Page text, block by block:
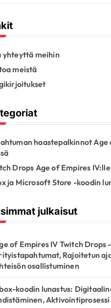
yhteyttä meihin
meistä
haastepalkinnot Age
Drops Age of Empires IV:lle
ja Microsoft Store -koodin
julkaisut
of Empires IV Twitch Drops
Rajoitetun
osallistuminen
koodin lunastus:
Aktivointiprosessi